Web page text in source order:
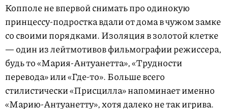
Копполе не впервой снимать про одинокую
принцессу-подростка вдали от дома в чужом замке
со своими порядками. Изоляция в золотой клетке
— один из лейтмотивов фильмографии режиссера,
будь то «Мария-Антуанетта», «Трудности
перевода» или «Где-то». Больше всего
стилистически «Присцилла» напоминает именно
«Марию-Антуанетту», хотя далеко не так игрива.